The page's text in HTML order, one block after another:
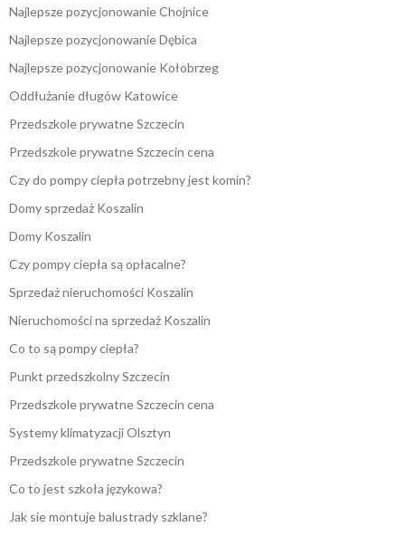
Najlepsze pozycjonowanie Chojnice
Najlepsze pozycjonowanie Dębica
Najlepsze pozycjonowanie Kołobrzeg
Oddłużanie długów Katowice
Przedszkole prywatne Szczecin
Przedszkole prywatne Szczecin cena
Czy do pompy ciepła potrzebny jest komin?
Domy sprzedaż Koszalin
Domy Koszalin
Czy pompy ciepła są opłacalne?
Sprzedaż nieruchomości Koszalin
Nieruchomości na sprzedaż Koszalin
Co to są pompy ciepła?
Punkt przedszkolny Szczecin
Przedszkole prywatne Szczecin cena
Systemy klimatyzacji Olsztyn
Przedszkole prywatne Szczecin
Co to jest szkoła językowa?
Jak sie montuje balustrady szklane?